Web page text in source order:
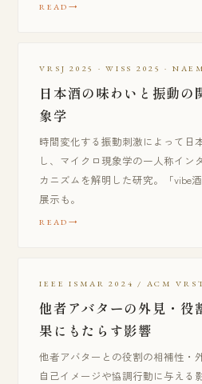
READ
VRSJ 2025 · WISS 2025 ·
日本酒の味わいと振動の
象学
時間変化する振動刺激によって日
し、マイクロ現象学の一人称イン
カニズムを解明した研究。「vibe
展示も。
READ
IEEE ISMAR 2024 / ACM
他者アバターの外見・役
果にもたらす影響
他者アバターとの役割の相補性・
自己イメージや協調行動に与える